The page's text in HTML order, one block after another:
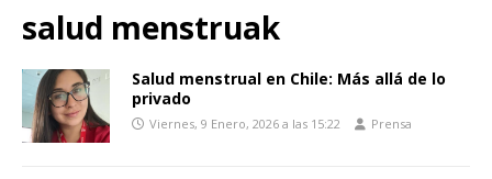
salud menstruak
Salud menstrual en Chile: Más allá de lo
privado
Viernes, 9 Enero, 2026 a las 15:22 Prensa